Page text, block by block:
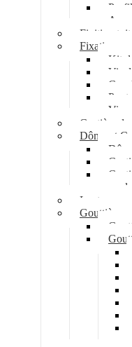
Finition
Fixation
Kit
Vis
Vis
Costière de
Dôme et
coupoles
Lanterneau
Gouttière